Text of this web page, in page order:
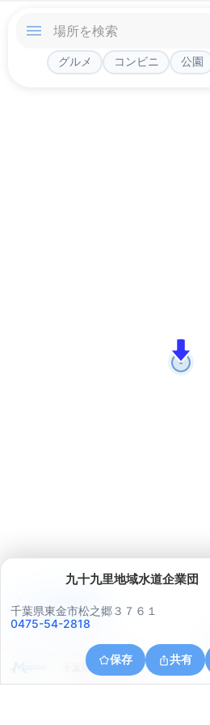
グルメ コンビニ 公園
九十九里地域水道企業団
千葉県東金市松之郷３７６１
0475-54-2818
保存 共有
千葉県山武市成東
アプリで見る